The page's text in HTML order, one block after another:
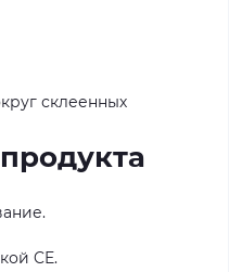
склеенных
CE.